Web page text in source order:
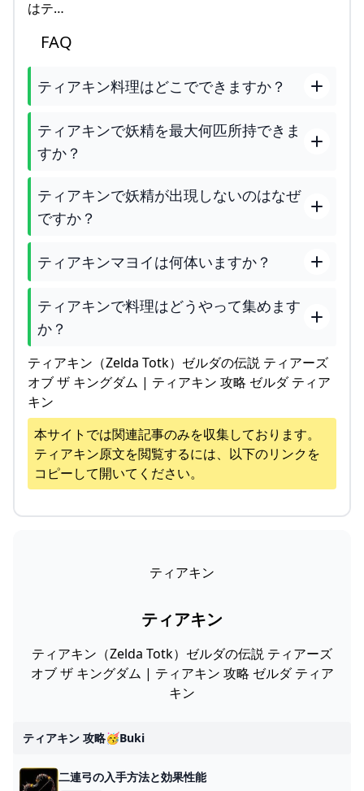
はテ…
FAQ
ティアキン料理はどこでできますか？
ティアキンで妖精を最大何匹所持できま
すか？
ティアキンで妖精が出現しないのはなぜ
ですか？
ティアキンマヨイは何体いますか？
ティアキンで料理はどうやって集めます
か？
ティアキン（Zelda Totk）ゼルダの伝説 ティアーズ
オブ ザ キングダム | ティアキン 攻略 ゼルダ ティア
キン
本サイトでは関連記事のみを収集しております。
ティアキン原文を閲覧するには、以下のリンクを
コピーして開いてください。
ティアキン
ティアキン
ティアキン（Zelda Totk）ゼルダの伝説 ティアーズ
オブ ザ キングダム | ティアキン 攻略 ゼルダ ティア
キン
ティアキン 攻略🥳buki
二連弓の入手方法と効果性能